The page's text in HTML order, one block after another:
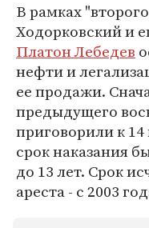
В рамках
Ходорковский и
Платон Лебедев
нефти и
ее продажи.
предыдущего
приговорили к
срок наказания
до 13 лет. Срок
ареста - с 2003